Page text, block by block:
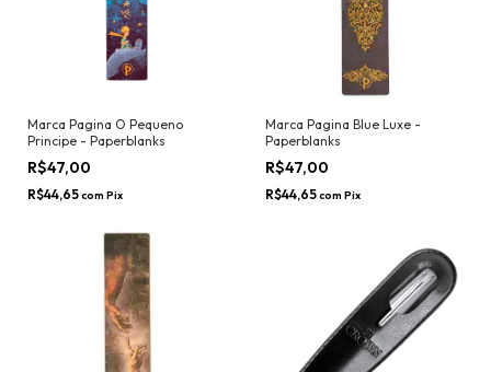
Marca Pagina O Pequeno
Principe - Paperblanks
R$47,00
R$44,65com Pix
Marca Pagina Blue Luxe -
Paperblanks
R$47,00
R$44,65com Pix